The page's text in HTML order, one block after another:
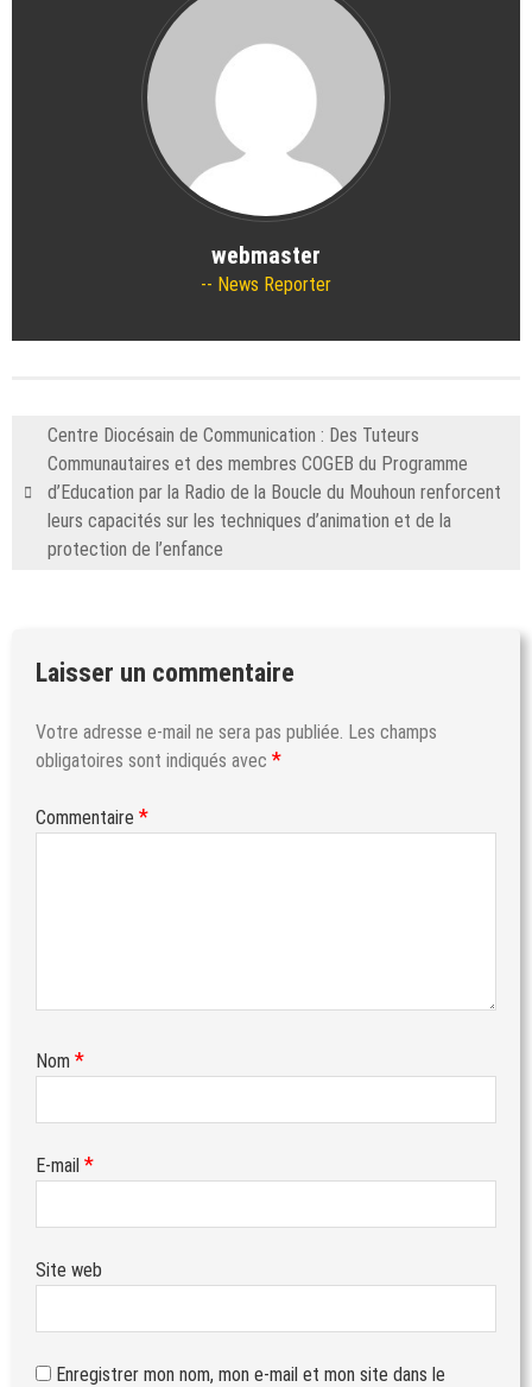
webmaster
News Reporter
Centre Diocésain de Communication : Des Tuteurs
Communautaires et des membres COGEB du Programme
d’Education par la Radio de la Boucle du Mouhoun renforcent
leurs capacités sur les techniques d’animation et de la
protection de l’enfance
Laisser un commentaire
Votre adresse e-mail ne sera pas publiée. Les champs
obligatoires sont indiqués avec *
Commentaire *
Nom *
E-mail *
Site web
Enregistrer mon nom, mon e-mail et mon site dans le